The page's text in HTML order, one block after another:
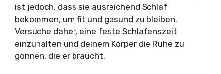
ist jedoch, dass sie ausreichend Schlaf
bekommen, um fit und gesund zu bleiben.
Versuche daher, eine feste Schlafenszeit
einzuhalten und deinem Körper die Ruhe zu
gönnen, die er braucht.